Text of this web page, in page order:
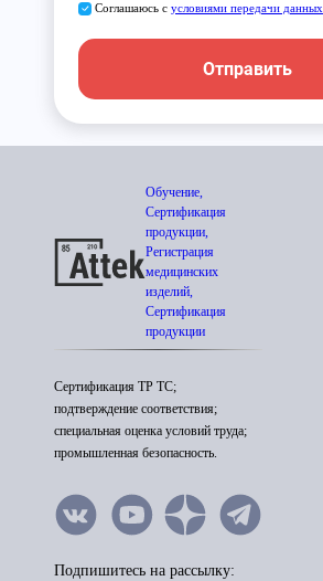
Соглашаюсь с условиями передачи данных
Отправить
Обучение,
Сертификация
продукции,
Регистрация
медицинских
изделий,
Сертификация
продукции
Сертификация ТР ТС;
подтверждение соответствия;
специальная оценка условий труда;
промышленная безопасность.
Подпишитесь на рассылку: